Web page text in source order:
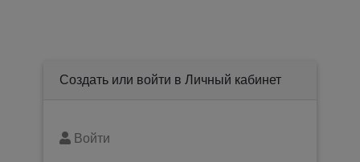
Создать или войти в Личный кабинет
Войти